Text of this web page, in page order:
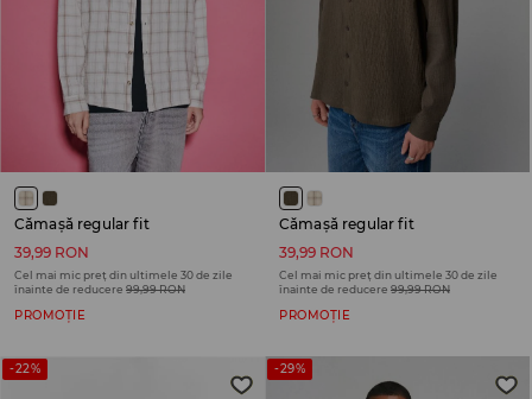
Cămașă regular fit
39,99 RON
Cel mai mic preț din ultimele 30 de zile
înainte de reducere 99,99 RON
PROMOȚIE
Cămașă regular fit
39,99 RON
Cel mai mic preț din ultimele 30 de zile
înainte de reducere 99,99 RON
PROMOȚIE
-22% -29%